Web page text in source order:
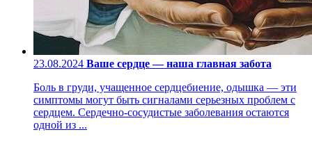
23.08.2024 Ваше сердце — наша главная забота
Боль в груди, учащенное сердцебиение, одышка — эти
симптомы могут быть сигналами серьезных проблем с
сердцем. Сердечно-сосудистые заболевания остаются
одной из ...